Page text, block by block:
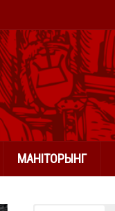
МАНІТОРЫНГ